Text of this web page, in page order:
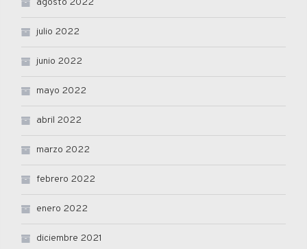
agosto 2022
julio 2022
junio 2022
mayo 2022
abril 2022
marzo 2022
febrero 2022
enero 2022
diciembre 2021